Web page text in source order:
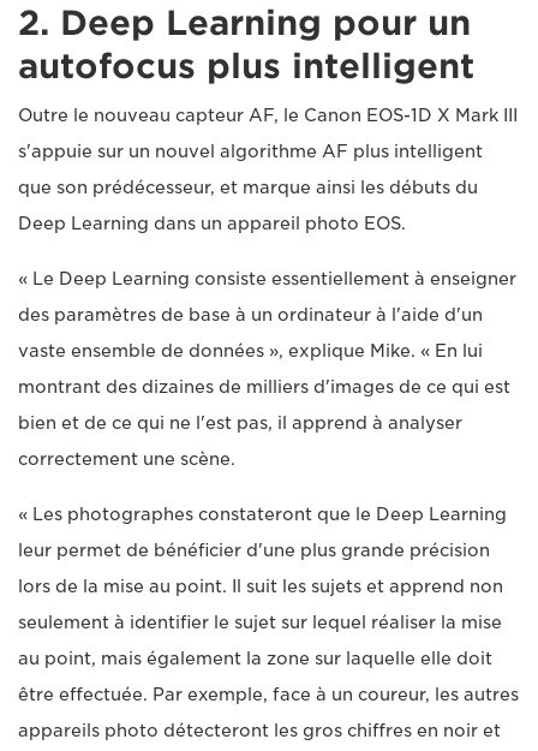
2. Deep Learning pour un
autofocus plus intelligent
Outre le nouveau capteur AF, le Canon EOS-1D X Mark III
s'appuie sur un nouvel algorithme AF plus intelligent
que son prédécesseur, et marque ainsi les débuts du
Deep Learning dans un appareil photo EOS.
« Le Deep Learning consiste essentiellement à enseigner
des paramètres de base à un ordinateur à l'aide d'un
vaste ensemble de données », explique Mike. « En lui
montrant des dizaines de milliers d'images de ce qui est
bien et de ce qui ne l'est pas, il apprend à analyser
correctement une scène.
« Les photographes constateront que le Deep Learning
leur permet de bénéficier d'une plus grande précision
lors de la mise au point. Il suit les sujets et apprend non
seulement à identifier le sujet sur lequel réaliser la mise
au point, mais également la zone sur laquelle elle doit
être effectuée. Par exemple, face à un coureur, les autres
appareils photo détecteront les gros chiffres en noir et